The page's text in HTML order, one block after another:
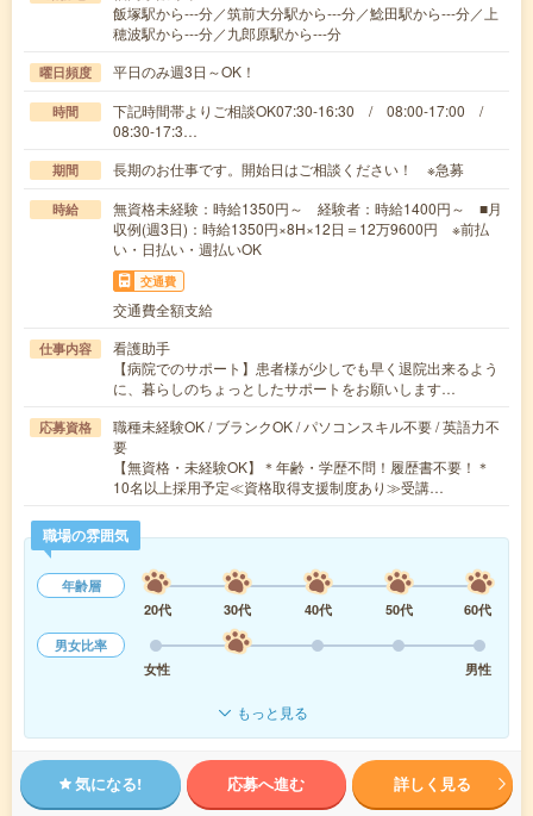
飯塚駅から---分／筑前大分駅から---分／鯰田駅から---分／上
穂波駅から---分／九郎原駅から---分
曜日頻度 平日のみ週3日～OK！
時間
下記時間帯よりご相談OK07:30-16:30 / 08:00-17:00 /
08:30-17:3…
期間 長期のお仕事です。開始日はご相談ください！ ※急募
時給
無資格未経験：時給1350円～ 経験者：時給1400円～ ■月
収例(週3日)：時給1350円×8H×12日＝12万9600円 ※前払
い・日払い・週払いOK
交通費
交通費全額支給
仕事内容
看護助手
【病院でのサポート】患者様が少しでも早く退院出来るよう
に、暮らしのちょっとしたサポートをお願いします…
応募資格
職種未経験OK / ブランクOK / パソコンスキル不要 / 英語力不
要
【無資格・未経験OK】＊年齢・学歴不問！履歴書不要！＊
10名以上採用予定≪資格取得支援制度あり≫受講…
職場の雰囲気
年齢層
20代
30代 40代 50代
60代
男女比率
女性
男性
もっと見る
気になる! 応募へ進む 詳しく見る